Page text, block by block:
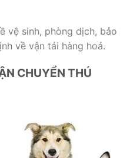
vệ sinh, phòng dịch, bảo
về vận tải hàng hoá.
CHUYỂN THÚ